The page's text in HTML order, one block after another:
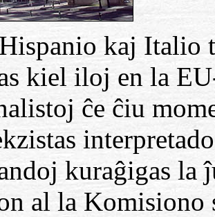
kaj
kiel iloj en la
ĉe ĉiu
kuraĝigas
al la Komisiono